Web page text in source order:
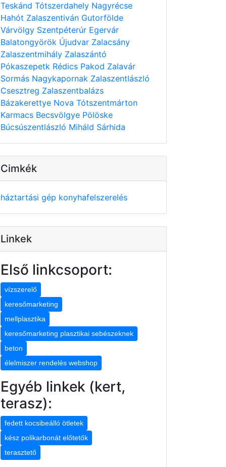
Teskánd Tótszerdahely Nagyrécse
Hahót Zalaszentiván Gutorfölde
Várvölgy Szentpéterúr Egervár
Balatongyörök Újudvar Zalacsány
Zalaszentmihály Zalaszántó
Pókaszepetk Rédics Pakod Zalavár
Sormás Nagykapornak Zalaszentlászló
Csesztreg Zalaszentbalázs
Bázakerettye Nova Tótszentmárton
Karmacs Becsvölgye Pölöske
Búcsúszentlászló Miháld Sárhida
Cimkék
háztartási gép konyhafelszerelés
Linkek
Első linkcsoport:
vízszerelő
keresőmarketing
mellplasztika
keresőmarketing plasztikai sebészeknek
beton
élelmiszer rendelés webshop
Egyéb linkek (kert,
terasz):
fedett kocsibeálló ötletek
kész polikarbonát előtetők
terasztető